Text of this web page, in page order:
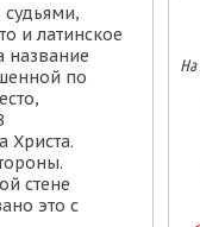
и латинское
название
по
Христа.
стене
это с
На